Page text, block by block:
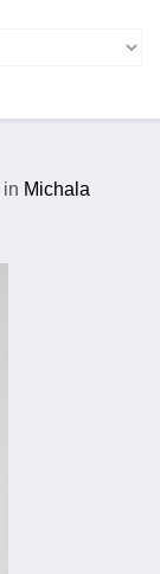
in Michala